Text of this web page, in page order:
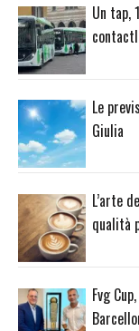
Un tap,
Le
Giulia
L’arte
qualità
Fvg